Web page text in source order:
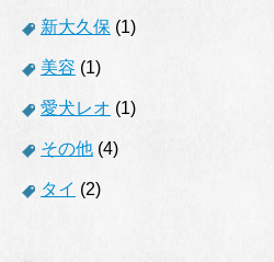
新大久保 (1)
美容 (1)
愛犬レオ (1)
その他 (4)
タイ (2)